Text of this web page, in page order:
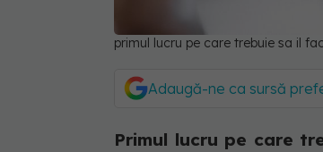
primul lucru pe care trebuie sa il
Adaugă-ne ca sursă
Primul lucru pe care